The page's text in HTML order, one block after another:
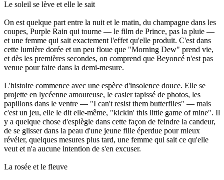
Le soleil se lève et elle le sait
On est quelque part entre la nuit et le matin, du champagne dans les
coupes, Purple Rain qui tourne — le film de Prince, pas la pluie —
et une femme qui sait exactement l'effet qu'elle produit. C'est dans
cette lumière dorée et un peu floue que "Morning Dew" prend vie,
et dès les premières secondes, on comprend que Beyoncé n'est pas
venue pour faire dans la demi-mesure.
L'histoire commence avec une espèce d'insolence douce. Elle se
projette en lycéenne amoureuse, le casier tapissé de photos, les
papillons dans le ventre — "I can't resist them butterflies" — mais
c'est un jeu, elle le dit elle-même, "kickin' this little game of mine". Il
y a quelque chose d'espiègle dans cette façon de feindre la candeur,
de se glisser dans la peau d'une jeune fille éperdue pour mieux
révéler, quelques mesures plus tard, une femme qui sait ce qu'elle
veut et n'a aucune intention de s'en excuser.
La rosée et le fleuve